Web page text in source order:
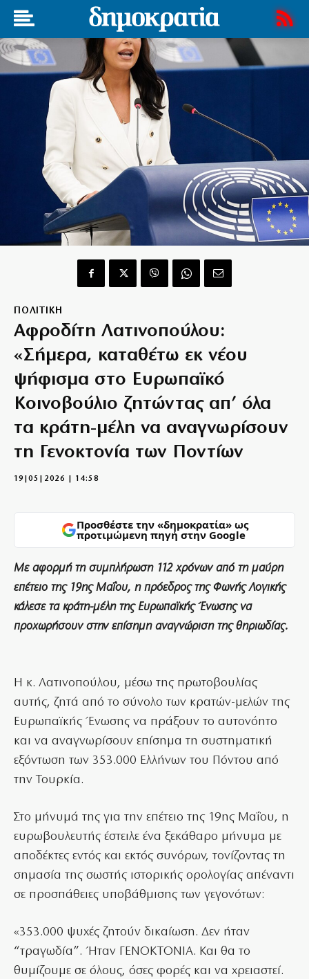
ΠΟΛΙΤΙΚΗ
Αφροδίτη Λατινοπούλου:
«Σήμερα, καταθέτω εκ νέου
ψήφισμα στο Ευρωπαϊκό
Κοινοβούλιο ζητώντας απ’ όλα
τα κράτη-μέλη να αναγνωρίσουν
τη Γενοκτονία των Ποντίων
19|05|2026 | 14:58
Προσθέστε την «δημοκρατία» ως
προτιμώμενη πηγή στην Google
Με αφορμή τη συμπλήρωση 112 χρόνων από τη μαύρη
επέτειο της 19ης Μαΐου, η πρόεδρος της Φωνής Λογικής
κάλεσε τα κράτη-μέλη της Ευρωπαϊκής Ένωσης να
προχωρήσουν στην επίσημη αναγνώριση της θηριωδίας.
Η κ. Λατινοπούλου, μέσω της πρωτοβουλίας
αυτής, ζητά από το σύνολο των κρατών-μελών της
Ευρωπαϊκής Ένωσης να πράξουν το αυτονόητο
και να αναγνωρίσουν επίσημα τη συστηματική
εξόντωση των 353.000 Ελλήνων του Πόντου από
την Τουρκία.
Στο μήνυμά της για την επέτειο της 19ης Μαΐου, η
ευρωβουλευτής έστειλε ένα ξεκάθαρο μήνυμα με
αποδέκτες εντός και εκτός συνόρων, τονίζοντας τη
σημασία της σωστής ιστορικής ορολογίας απέναντι
σε προσπάθειες υποβάθμισης των γεγονότων:
«353.000 ψυχές ζητούν δικαίωση. Δεν ήταν
“τραγωδία”. Ήταν ΓΕΝΟΚΤΟΝΙΑ. Και θα το
θυμίζουμε σε όλους, όσες φορές και να χρειαστεί.